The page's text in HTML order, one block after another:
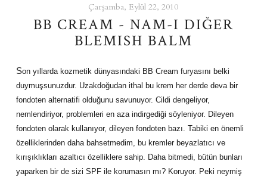
Çarşamba, Eylül 22, 2010
BB CREAM - NAM-I DIĞER
BLEMISH BALM
Son yıllarda kozmetik dünyasındaki BB Cream furyasını belki
duymuşsunuzdur. Uzakdoğudan ithal bu krem her derde deva bir
fondoten alternatifi olduğunu savunuyor. Cildi dengeliyor,
nemlendiriyor, problemleri en aza indirgediği söyleniyor. Dileyen
fondoten olarak kullanıyor, dileyen fondoten bazı. Tabiki en önemli
özelliklerinden daha bahsetmedim, bu kremler beyazlatıcı ve
kırışıklıkları azaltıcı özelliklere sahip. Daha bitmedi, bütün bunları
yaparken bir de sizi SPF ile korumasın mı? Koruyor. Peki neymiş